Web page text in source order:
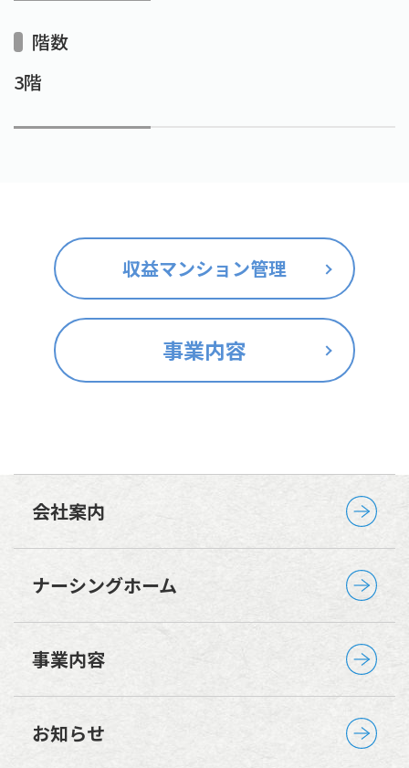
階数
3階
収益マンション管理
事業内容
会社案内
ナーシングホーム
事業内容
お知らせ